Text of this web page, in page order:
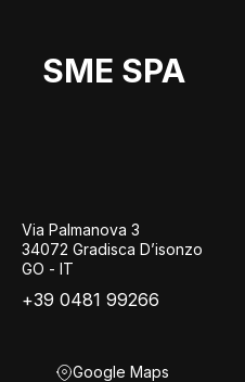
SME SPA
Via Palmanova 3
34072 Gradisca D’isonzo
GO - IT
+39 0481 99266
Google Maps